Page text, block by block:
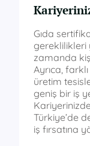
Gıda
gereklilikleri
zamanda
Ayrıca,
üretim
geniş bir iş
Türkiye’de
iş fırsatına